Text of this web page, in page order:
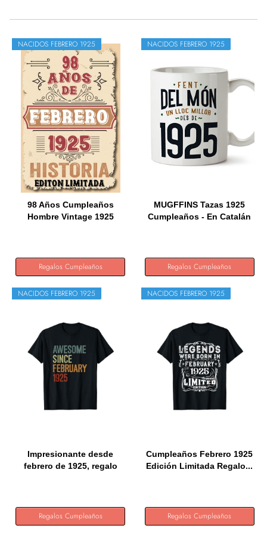
NACIDOS FEBRERO 1925
98 Años Cumpleaños
Hombre Vintage 1925
Regalos Cumpleaños
NACIDOS FEBRERO 1925
MUGFFINS Tazas 1925
Cumpleaños - En Catalán
Regalos Cumpleaños
NACIDOS FEBRERO 1925
Impresionante desde
febrero de 1925, regalo
Regalos Cumpleaños
NACIDOS FEBRERO 1925
Cumpleaños Febrero 1925
Edición Limitada Regalo...
Regalos Cumpleaños